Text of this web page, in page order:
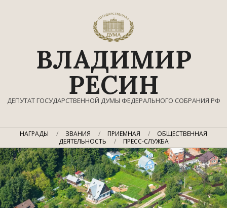
ВЛАДИМИР
РЕСИН
ДЕПУТАТ ГОСУДАРСТВЕННОЙ ДУМЫ ФЕДЕРАЛЬНОГО СОБРАНИЯ РФ
Главное
меню
НАГРАДЫ ЗВАНИЯ ПРИЕМНАЯ
ОБЩЕСТВЕННАЯ
ДЕЯТЕЛЬНОСТЬ
ПРЕСС-СЛУЖБА